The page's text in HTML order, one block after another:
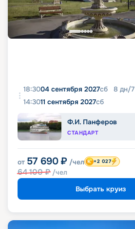
18:3004 сентября 2027сб 8 дн/7
14:3011 сентября 2027сб
Ф.И. Панферов
СТАНДАРТ
от 57 690 ₽ /чел
64 100₽ /чел
+2 027
Выбрать круиз